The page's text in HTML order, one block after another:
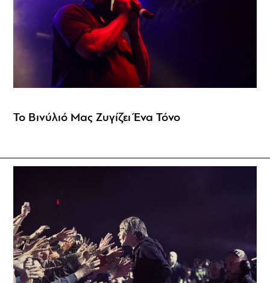
Το Βινύλιό Μας Ζυγίζει Ένα Τόνο